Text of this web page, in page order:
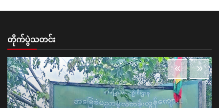
တိုက်ပွဲသတင်း